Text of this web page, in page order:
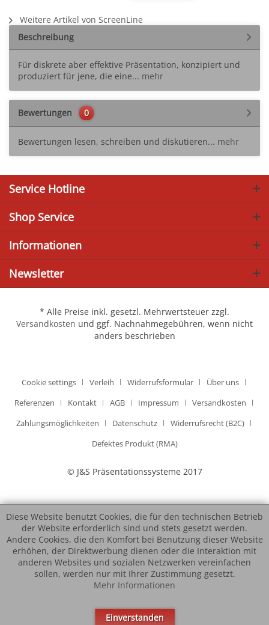
Weitere Artikel von ScreenLine
Beschreibung
Für diskrete aber effektive Präsentation, konzipiert und
produziert für jene, die eine... mehr
Bewertungen 0
Bewertungen lesen, schreiben und diskutieren... mehr
Service Hotline
Shop Service
Informationen
Newsletter
* Alle Preise inkl. gesetzl. Mehrwertsteuer zzgl.
Versandkosten und ggf. Nachnahmegebühren, wenn nicht
anders beschrieben
Cookie settings Verleih Widerrufsformular
Über uns
Referenzen
Kontakt AGB Impressum
Versandkosten
Zahlungsmöglichkeiten
Datenschutz
Widerrufsrecht (B2C)
Defektes Produkt (RMA)
© J&S Präsentationssysteme 2017
Diese Website benutzt Cookies, die für den technischen Betrieb
der Website erforderlich sind und stets gesetzt werden.
Andere Cookies, die den Komfort bei Benutzung dieser Website
erhöhen, der Direktwerbung dienen oder die Interaktion mit
anderen Websites und sozialen Netzwerken vereinfachen
sollen, werden nur mit Ihrer Zustimmung gesetzt.
Mehr Informationen
Einverstanden